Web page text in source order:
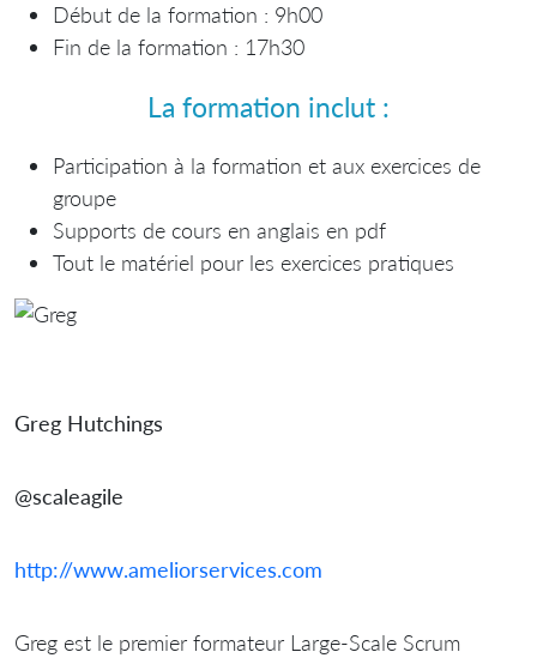
Début de la formation : 9h00
Fin de la formation : 17h30
La formation inclut :
Participation à la formation et aux exercices de
groupe
Supports de cours en anglais en pdf
Tout le matériel pour les exercices pratiques
Greg Hutchings
@scaleagile
http://www.ameliorservices.com
Greg est le premier formateur Large-Scale Scrum